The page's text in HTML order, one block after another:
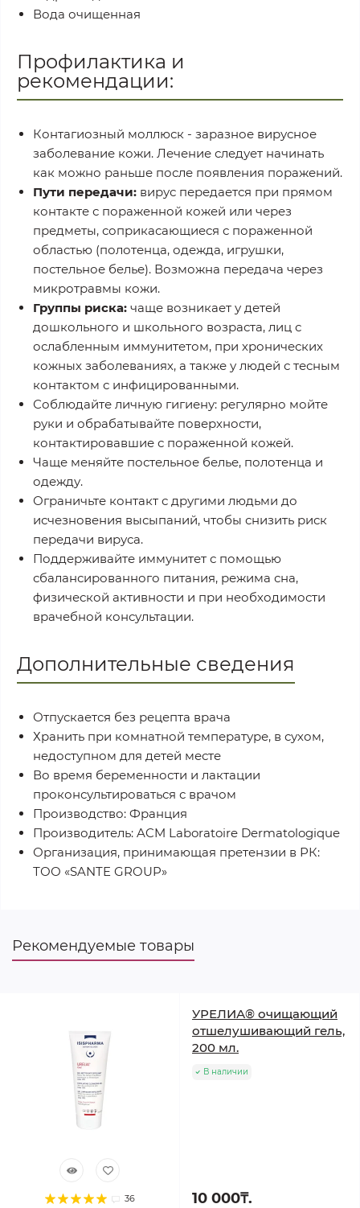
Вода очищенная
Профилактика и
рекомендации:
Контагиозный моллюск - заразное вирусное
заболевание кожи. Лечение следует начинать
как можно раньше после появления поражений.
Пути передачи: вирус передается при прямом
контакте с пораженной кожей или через
предметы, соприкасающиеся с пораженной
областью (полотенца, одежда, игрушки,
постельное белье). Возможна передача через
микротравмы кожи.
Группы риска: чаще возникает у детей
дошкольного и школьного возраста, лиц с
ослабленным иммунитетом, при хронических
кожных заболеваниях, а также у людей с тесным
контактом с инфицированными.
Соблюдайте личную гигиену: регулярно мойте
руки и обрабатывайте поверхности,
контактировавшие с пораженной кожей.
Чаще меняйте постельное белье, полотенца и
одежду.
Ограничьте контакт с другими людьми до
исчезновения высыпаний, чтобы снизить риск
передачи вируса.
Поддерживайте иммунитет с помощью
сбалансированного питания, режима сна,
физической активности и при необходимости
врачебной консультации.
Дополнительные сведения
Отпускается без рецепта врача
Хранить при комнатной температуре, в сухом,
недоступном для детей месте
Во время беременности и лактации
проконсультироваться с врачом
Производство: Франция
Производитель: ACM Laboratoire Dermatologique
Организация, принимающая претензии в РК:
ТОО «SANTE GROUP»
Рекомендуемые товары
36
УРЕЛИА® очищающий
отшелушивающий гель,
200 мл.
В наличии
10 000₸.